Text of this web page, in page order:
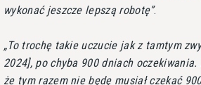
wykonać jeszcze lepszą robotę .
To trochę takie uczucie jak z tamtym
2024], po chyba 900 dniach
że tym razem nie będę musiał czekać